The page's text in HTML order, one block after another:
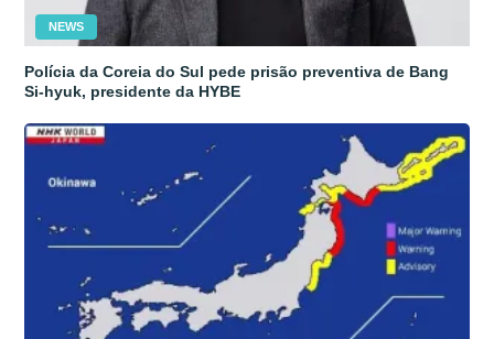
NEWS
Polícia da Coreia do Sul pede prisão preventiva de Bang
Si-hyuk, presidente da HYBE